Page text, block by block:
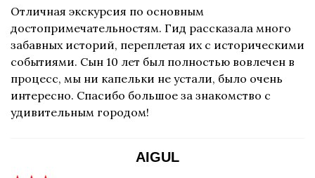
Отличная экскурсия по основным
достопримечательностям. Гид рассказала много
забавных историй, переплетая их с историческими
событиями. Сын 10 лет был полностью вовлечен в
процесс, мы ни капельки не устали, было очень
интересно. Спасибо большое за знакомство с
удивительным городом!
AIGUL